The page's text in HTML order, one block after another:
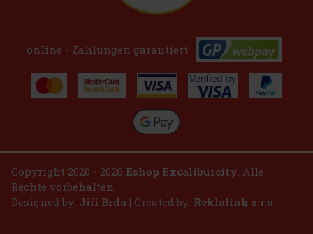
online - Zahlungen garantiert:
Copyright 2020 - 2026 Eshop Excaliburcity. Alle
Rechte vorbehalten.
Designed by: Jiří Brda | Created by: Reklalink s.r.o.